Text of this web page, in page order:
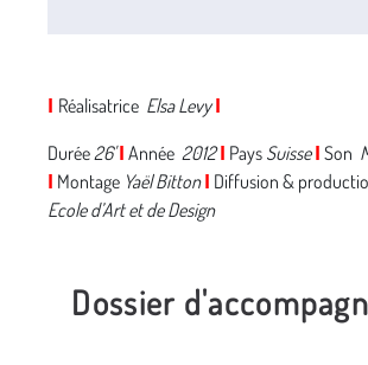
I Réalisatrice Elsa LevyI
Durée 26' I Année 2012 I Pays Suisse I Son
I Montage Yaël Bitton I Diffusion &
Ecole d’Art et de Design
Dossier